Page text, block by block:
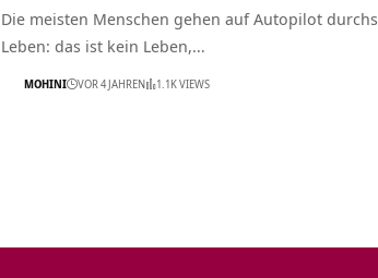
Die meisten Menschen gehen auf Autopilot durchs
Leben: das ist kein Leben,…
MOHINI VOR 4 JAHREN 1.1K VIEWS